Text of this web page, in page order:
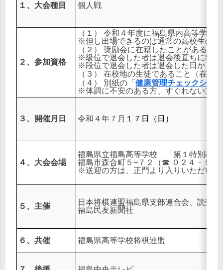
１、大会種目 個人戦
２、参加資格
（１） 令和４年度に福島県内高等学校
※但し出場できるのは通常の高校生の
（２） 奨励会に在籍したことがある者
※級位で退会した者は退会後直ちに出
※段位で退会した者は退会した日から
（３） 在校地の生徒であること（在住
（４） 別紙の「 健康管理チェックシート
※体調に不安のある方、すぐれない方
３、開催月日 令和４年７月 １７日（日）
４、大会会場
福島県立福島高等学校 「第１特別教室
福島市森合町５−７２（☎ ０２４－５３
※送迎の方は、正門より入りいただい
５、主催
日本将棋連盟福島県支部連合会、読売
福島民友新聞社
６、共催 福島県高等学校将棋連盟